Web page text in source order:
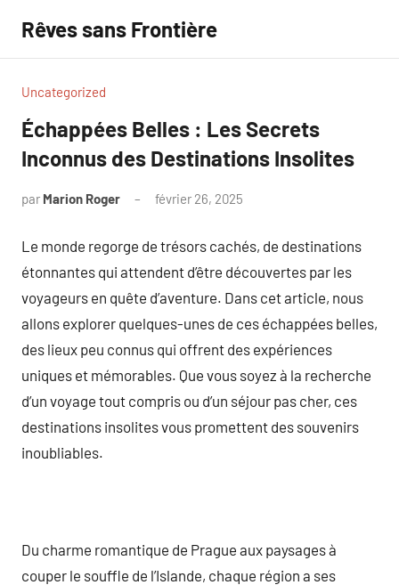
contenu
Rêves sans Frontière
Uncategorized
Échappées Belles : Les Secrets
Inconnus des Destinations Insolites
par Marion Roger février 26, 2025
Le monde regorge de trésors cachés, de destinations
étonnantes qui attendent d’être découvertes par les
voyageurs en quête d’aventure. Dans cet article, nous
allons explorer quelques-unes de ces échappées belles,
des lieux peu connus qui offrent des expériences
uniques et mémorables. Que vous soyez à la recherche
d’un voyage tout compris ou d’un séjour pas cher, ces
destinations insolites vous promettent des souvenirs
inoubliables.
Du charme romantique de Prague aux paysages à
couper le souffle de l’Islande, chaque région a ses